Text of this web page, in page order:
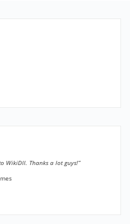
WikiDll. Thanks a lot guys!”